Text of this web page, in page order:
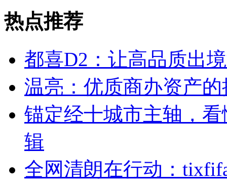
热点推荐
都喜D2：让高品质出
温亮：优质商办资产
锚定经十城市主轴，
辑
全网清朗在行动：